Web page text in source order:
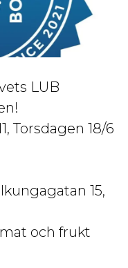
LUB
Torsdagen 18/6
15,
och frukt